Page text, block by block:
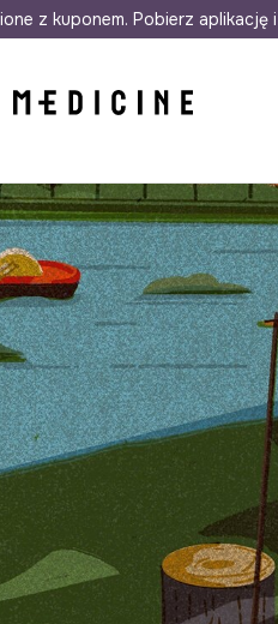
Darmowa dostawa do salonów
z kuponem. Pobierz aplikację